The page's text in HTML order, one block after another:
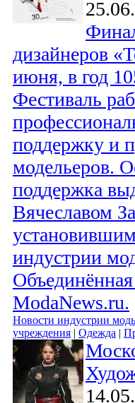
дизайнеров
июня, в год
Фестиваль
поддержку и
модельеров.
поддержка
Вячеславом
индустрии
ModaNews.ru.
Новости индустрии
учреждения | Одежда |